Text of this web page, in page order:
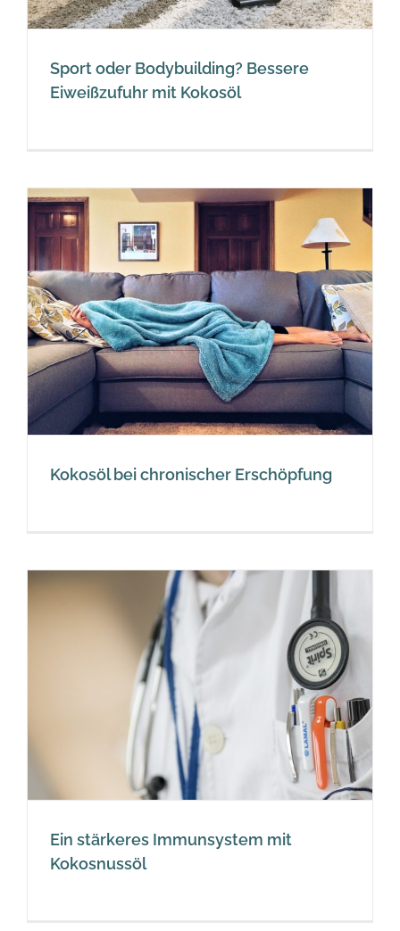
Sport oder Bodybuilding? Bessere
Eiweißzufuhr mit Kokosöl
Kokosöl bei chronischer Erschöpfung
Ein stärkeres Immunsystem mit
Kokosnussöl